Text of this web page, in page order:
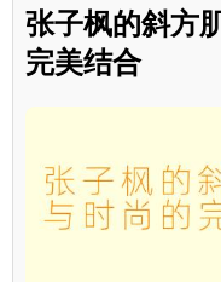
张子枫的斜方
完美结合